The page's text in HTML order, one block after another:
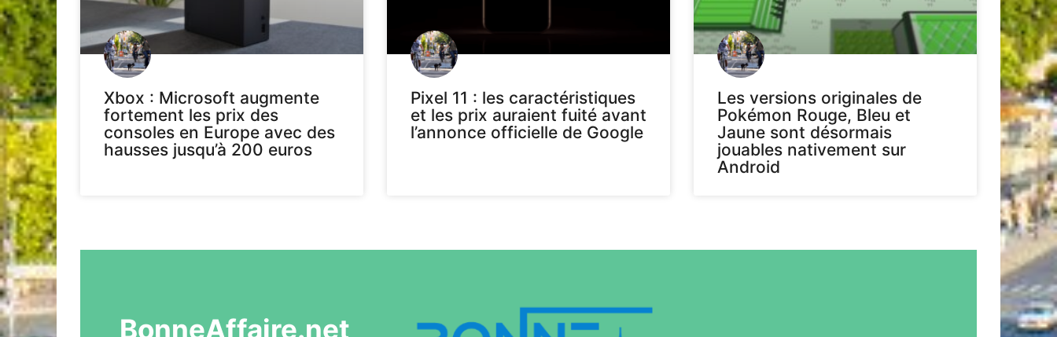
Xbox : Microsoft augmente
fortement les prix des
consoles en Europe avec des
hausses jusqu’à 200 euros
Pixel 11 : les caractéristiques
et les prix auraient fuité avant
l’annonce officielle de Google
Les versions originales de
Pokémon Rouge, Bleu et
Jaune sont désormais
jouables nativement sur
Android
BonneAffaire.net